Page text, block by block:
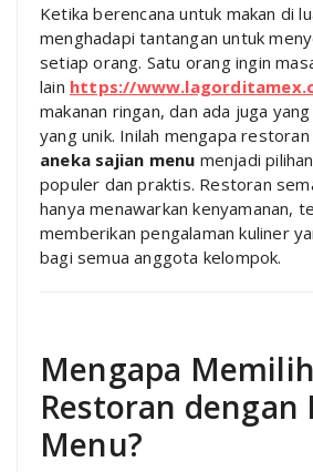
Ketika berencana untuk makan di
menghadapi tantangan untuk
setiap orang. Satu orang ingin
lain https://
makanan ringan, dan ada juga
yang unik. Inilah mengapa
aneka sajian menu menjadi
populer dan praktis. Restoran
hanya menawarkan kenyamanan,
memberikan pengalaman kuliner
bagi semua anggota kelompok.
Mengapa Memilih
Restoran dengan
Menu?